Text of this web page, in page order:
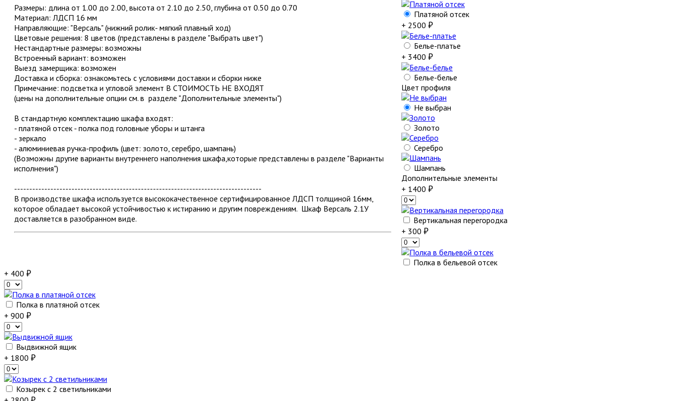
Размеры: длина от 1.00 до 2.00, высота от 2.10 до 2.50, глубина от 0.50 до 0.70
Материал: ЛДСП 16 мм
Направляющие: "Версаль" (нижний ролик- мягкий плавный ход)
Цветовые решения: 8 цветов (представлены в разделе "Выбрать цвет")
Нестандартные размеры: возможны
Встроенный вариант: возможен
Выезд замерщика: возможен
Доставка и сборка: ознакомьтесь с условиями доставки и сборки ниже
Примечание: подсветка и угловой элемент В СТОИМОСТЬ НЕ ВХОДЯТ
(цены на дополнительные опции см. в разделе "Дополнительные элементы")
В стандартную комплектацию шкафа входят:
- платяной отсек - полка под головные уборы и штанга
- зеркало
- алюминиевая ручка-профиль (цвет: золото, серебро, шампань)
(Возможны другие варианты внутреннего наполнения шкафа,которые представлены в разделе "Варианты
исполнения")
----------------------------------------------------------------------------------
В производстве шкафа используется высококачественное сертифицированное ЛДСП толщиной 16мм,
которое обладает высокой устойчивостью к истиранию и другим повреждениям. Шкаф Версаль 2.1У
доставляется в разобранном виде.
Платяной отсек
+ 2500
Белье-платье
+ 3400
Белье-белье
Цвет профиля
Не выбран
Золото
Серебро
Шампань
Дополнительные элементы
+ 1400
Вертикальная перегородка
+ 300
Полка в бельевой отсек
+ 400
Полка в платяной отсек
+ 900
Выдвижной ящик
+ 1800
Козырек с 2 светильниками